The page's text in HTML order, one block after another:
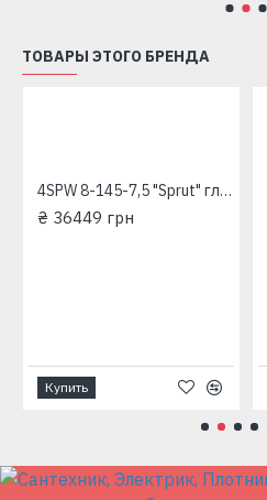
ТОВАРЫ ЭТОГО БРЕНДА
4SPW 8-145-7,5 "Sprut" глубинный насос для скважин
₴ 36449 грн
Купить